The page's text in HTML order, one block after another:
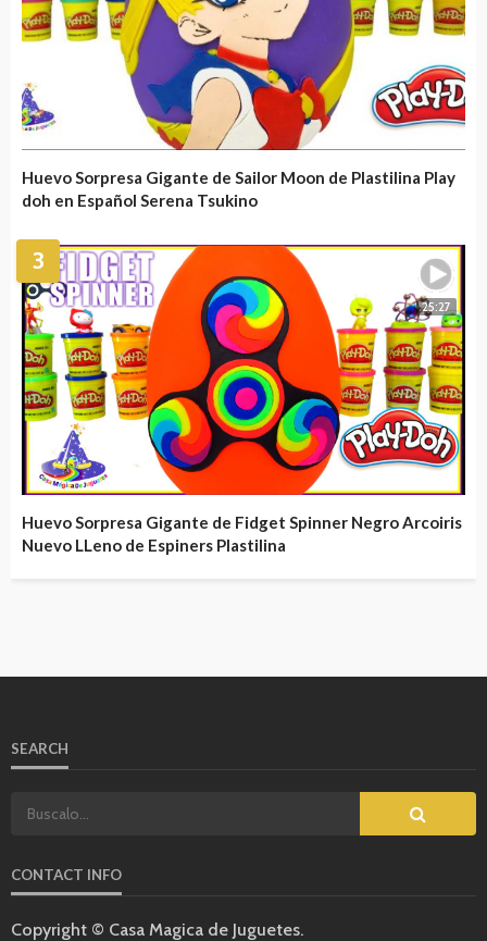
Huevo Sorpresa Gigante de Sailor Moon de Plastilina Play
doh en Español Serena Tsukino
3
25:27
Huevo Sorpresa Gigante de Fidget Spinner Negro Arcoiris
Nuevo LLeno de Espiners Plastilina
SEARCH
CONTACT INFO
Copyright © Casa Magica de Juguetes.